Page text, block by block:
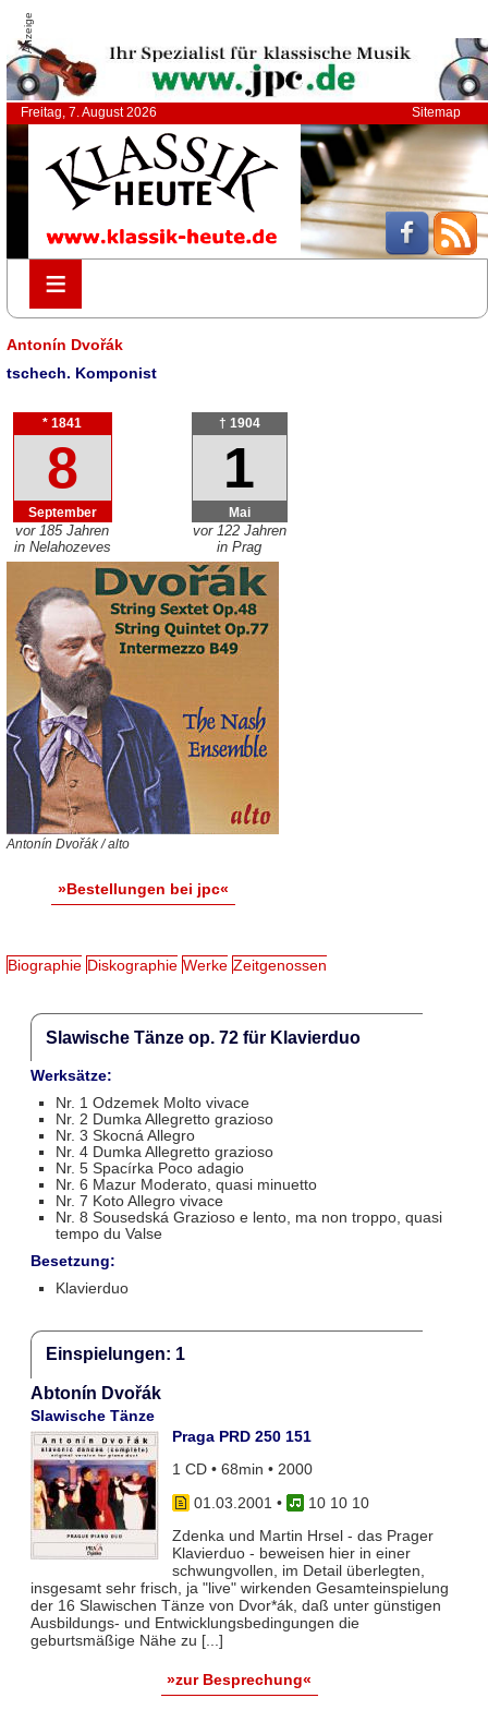
Anzeige
Freitag, 7. August 2026 Sitemap
≡
≡
Antonín Dvořák
tschech. Komponist
* 1841
8
September
vor 185 Jahren
in Nelahozeves
† 1904
1
Mai
vor 122 Jahren
in Prag
Antonín Dvořák / alto
»Bestellungen bei jpc«
Biographie Diskographie Werke Zeitgenossen
Slawische Tänze op. 72 für Klavierduo
Werksätze:
Nr. 1 Odzemek Molto vivace
Nr. 2 Dumka Allegretto grazioso
Nr. 3 Skocná Allegro
Nr. 4 Dumka Allegretto grazioso
Nr. 5 Spacírka Poco adagio
Nr. 6 Mazur Moderato, quasi minuetto
Nr. 7 Koto Allegro vivace
Nr. 8 Sousedská Grazioso e lento, ma non troppo, quasi
tempo du Valse
Besetzung:
Klavierduo
Einspielungen: 1
Abtonín Dvořák
Slawische Tänze
Praga PRD 250 151
1 CD • 68min • 2000
01.03.2001 •
10 10 10
Zdenka und Martin Hrsel - das Prager
Klavierduo - beweisen hier in einer
schwungvollen, im Detail überlegten,
insgesamt sehr frisch, ja "live" wirkenden Gesamteinspielung
der 16 Slawischen Tänze von Dvor*ák, daß unter günstigen
Ausbildungs- und Entwicklungsbedingungen die
geburtsmäßige Nähe zu [...]
»zur Besprechung«